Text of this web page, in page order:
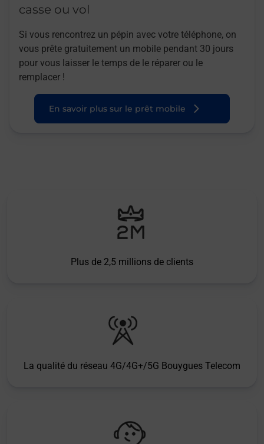
casse ou vol
Si vous rencontrez un pépin avec votre téléphone, on
vous prête gratuitement un mobile pendant 30 jours
pour vous laisser le temps de le réparer ou le
remplacer !
En savoir plus sur le prêt mobile
Plus de 2,5 millions de clients
La qualité du réseau 4G/4G+/5G Bouygues Telecom